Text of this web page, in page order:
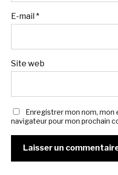
E-mail*
Site web
Enregistrer mon nom, mon
navigateur pour mon prochain